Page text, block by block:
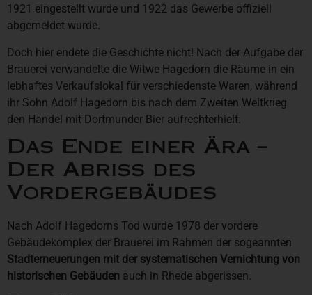
1921 eingestellt wurde und 1922 das Gewerbe offiziell
abgemeldet wurde.
Doch hier endete die Geschichte nicht! Nach der Aufgabe der
Brauerei verwandelte die Witwe Hagedorn die Räume in ein
lebhaftes Verkaufslokal für verschiedenste Waren, während
ihr Sohn Adolf Hagedorn bis nach dem Zweiten Weltkrieg
den Handel mit Dortmunder Bier aufrechterhielt.
Das Ende einer Ära –
Der Abriss des
Vordergebäudes
Nach Adolf Hagedorns Tod wurde 1978 der vordere
Gebäudekomplex der Brauerei im Rahmen der sogeannten
Stadterneuerungen mit der systematischen Vernichtung von
historischen Gebäuden auch in Rhede abgerissen.